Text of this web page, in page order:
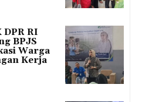
RI
BPJS
Warga
Kerja